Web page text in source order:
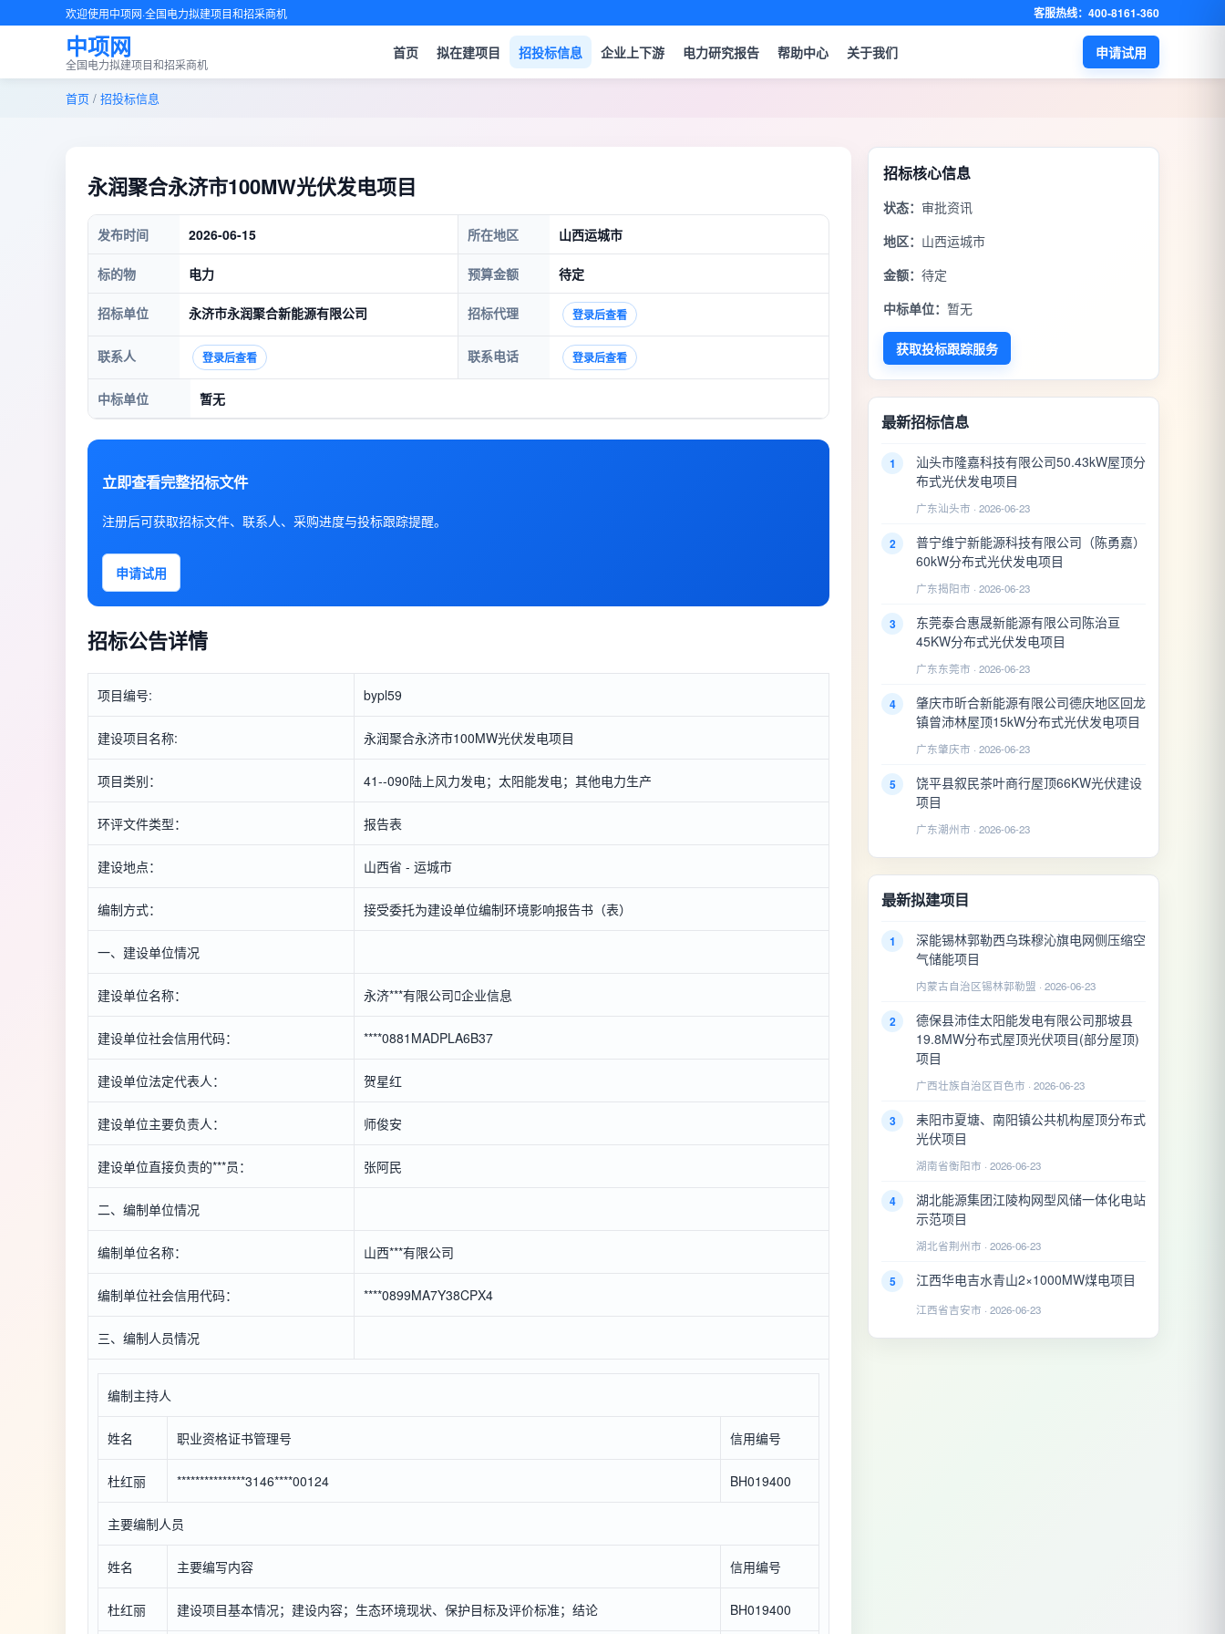
欢迎使用中项网·全国电力拟建项目和招采商机 客服热线：400-8161-360
中项网
全国电力拟建项目和招采商机
首页 拟在建项目 招投标信息 企业上下游 电力研究报告 帮助中心 关于我们 申请试用
首页 / 招投标信息
永润聚合永济市100MW光伏发电项目
发布时间 2026-06-15 所在地区 山西运城市
标的物 电力 预算金额 待定
招标单位 永济市永润聚合新能源有限公司 招标代理 登录后查看
联系人 登录后查看 联系电话 登录后查看
中标单位 暂无
立即查看完整招标文件
注册后可获取招标文件、联系人、采购进度与投标跟踪提醒。
申请试用
招标公告详情
项目编号: bypl59
建设项目名称: 永润聚合永济市100MW光伏发电项目
项目类别： 41--090陆上风力发电；太阳能发电；其他电力生产
环评文件类型： 报告表
建设地点： 山西省 - 运城市
编制方式： 接受委托为建设单位编制环境影响报告书（表）
一、建设单位情况
建设单位名称： 永济***有限公司企业信息
建设单位社会信用代码： ****0881MADPLA6B37
建设单位法定代表人： 贺星红
建设单位主要负责人： 师俊安
建设单位直接负责的***员： 张阿民
二、编制单位情况
编制单位名称： 山西***有限公司
编制单位社会信用代码： ****0899MA7Y38CPX4
三、编制人员情况
编制主持人
姓名 职业资格证书管理号 信用编号
杜红丽 ***************3146****00124 BH019400
主要编制人员
姓名 主要编写内容 信用编号
杜红丽 建设项目基本情况；建设内容；生态环境现状、保护目标及评价标准；结论 BH019400
招标核心信息
状态： 审批资讯
地区： 山西运城市
金额： 待定
中标单位： 暂无
获取投标跟踪服务
最新招标信息
1
汕头市隆嘉科技有限公司50.43kW屋顶分
布式光伏发电项目
广东汕头市 · 2026-06-23
2
普宁维宁新能源科技有限公司（陈勇嘉）
60kW分布式光伏发电项目
广东揭阳市 · 2026-06-23
3
东莞泰合惠晟新能源有限公司陈治亘
45KW分布式光伏发电项目
广东东莞市 · 2026-06-23
4
肇庆市昕合新能源有限公司德庆地区回龙
镇曾沛林屋顶15kW分布式光伏发电项目
广东肇庆市 · 2026-06-23
5
饶平县叙民茶叶商行屋顶66KW光伏建设
项目
广东潮州市 · 2026-06-23
最新拟建项目
1
深能锡林郭勒西乌珠穆沁旗电网侧压缩空
气储能项目
内蒙古自治区锡林郭勒盟 · 2026-06-23
2
德保县沛佳太阳能发电有限公司那坡县
19.8MW分布式屋顶光伏项目(部分屋顶)
项目
广西壮族自治区百色市 · 2026-06-23
3
耒阳市夏塘、南阳镇公共机构屋顶分布式
光伏项目
湖南省衡阳市 · 2026-06-23
4
湖北能源集团江陵构网型风储一体化电站
示范项目
湖北省荆州市 · 2026-06-23
5 江西华电吉水青山2×1000MW煤电项目
江西省吉安市 · 2026-06-23